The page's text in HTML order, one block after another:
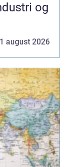
og
august 2026